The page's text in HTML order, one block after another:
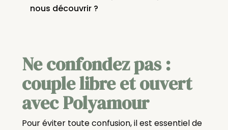
nous découvrir ?
Ne confondez pas :
couple libre et ouvert
avec Polyamour
Pour éviter toute confusion, il est essentiel de